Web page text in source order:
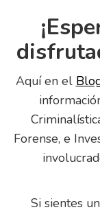
Aquí en el
Forense, e
Si sientes